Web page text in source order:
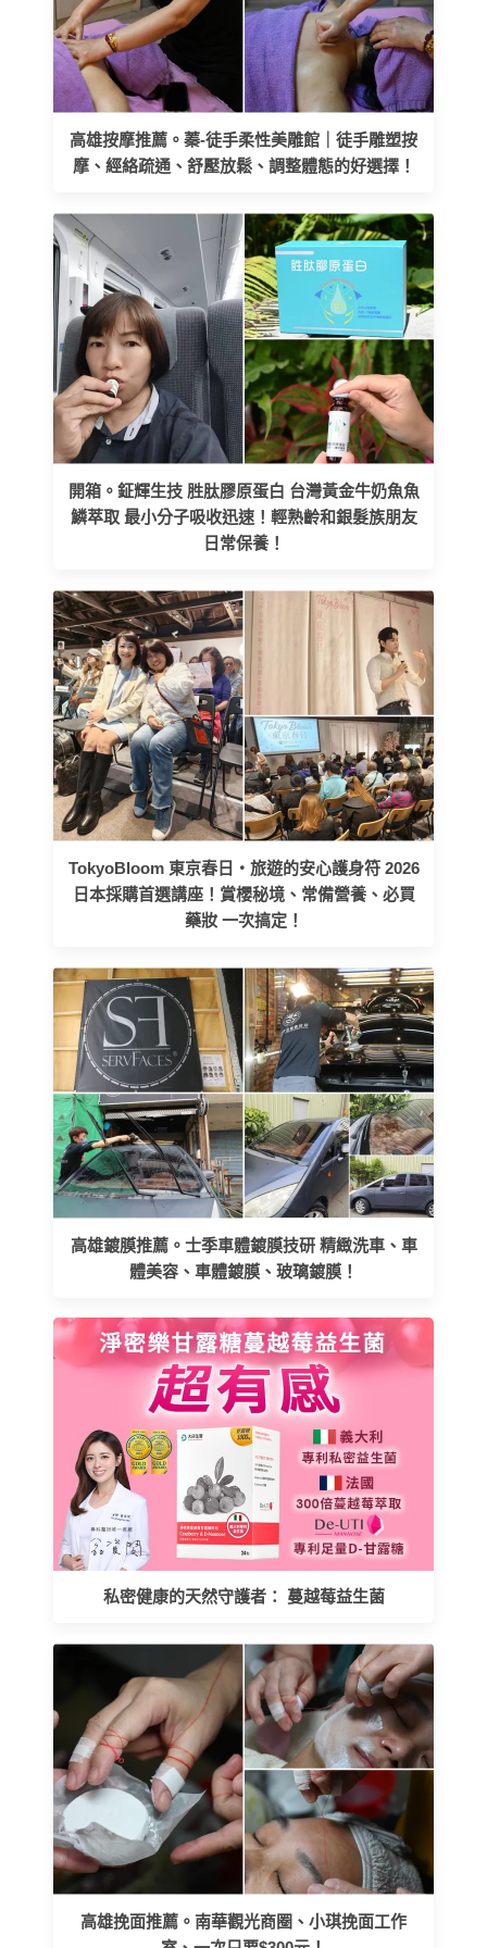
高雄按摩推薦。蓁-徒手柔性美雕館｜徒手雕塑按
摩、經絡疏通、舒壓放鬆、調整體態的好選擇！
開箱。鉦輝生技 胜肽膠原蛋白 台灣黃金牛奶魚魚
鱗萃取 最小分子吸收迅速！輕熟齡和銀髮族朋友
日常保養！
TokyoBloom 東京春日・旅遊的安心護身符 2026
日本採購首選講座！賞櫻秘境、常備營養、必買
藥妝 一次搞定！
高雄鍍膜推薦。士季車體鍍膜技研 精緻洗車、車
體美容、車體鍍膜、玻璃鍍膜！
私密健康的天然守護者： 蔓越莓益生菌
高雄挽面推薦。南華觀光商圈、小琪挽面工作